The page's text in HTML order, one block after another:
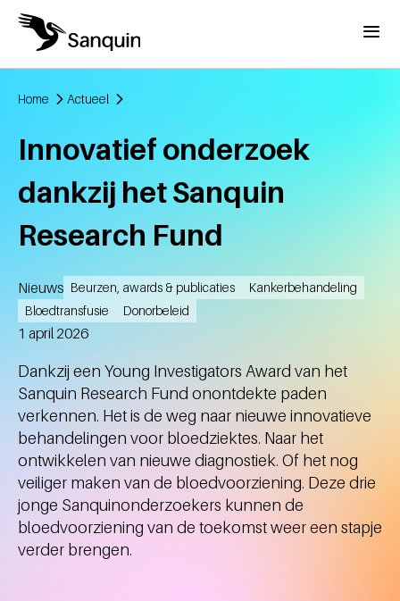
Overslaan en naar de inhoud gaan
Menu
Home Actueel
Innovatief onderzoek
dankzij het Sanquin
Research Fund
Nieuws Beurzen, awards & publicaties
Kankerbehandeling
Bloedtransfusie
Donorbeleid
Aangemaakt
1 april 2026
Dankzij een Young Investigators Award van het
Sanquin Research Fund onontdekte paden
verkennen. Het is de weg naar nieuwe innovatieve
behandelingen voor bloedziektes. Naar het
ontwikkelen van nieuwe diagnostiek. Of het nog
veiliger maken van de bloedvoorziening. Deze drie
jonge Sanquinonderzoekers kunnen de
bloedvoorziening van de toekomst weer een stapje
verder brengen.